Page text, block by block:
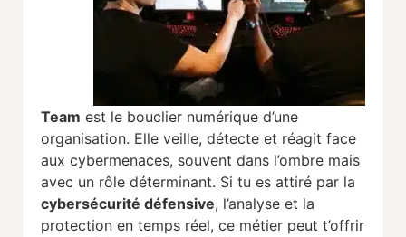
Team est le bouclier numérique d’une
organisation. Elle veille, détecte et réagit face
aux cybermenaces, souvent dans l’ombre mais
avec un rôle déterminant. Si tu es attiré par la
cybersécurité défensive, l’analyse et la
protection en temps réel, ce métier peut t’offrir